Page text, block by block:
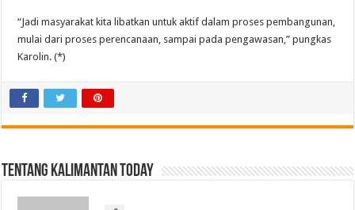
“Jadi masyarakat kita libatkan untuk aktif dalam proses pembangunan,
mulai dari proses perencanaan, sampai pada pengawasan,” pungkas
Karolin. (*)
Tentang Kalimantan Today